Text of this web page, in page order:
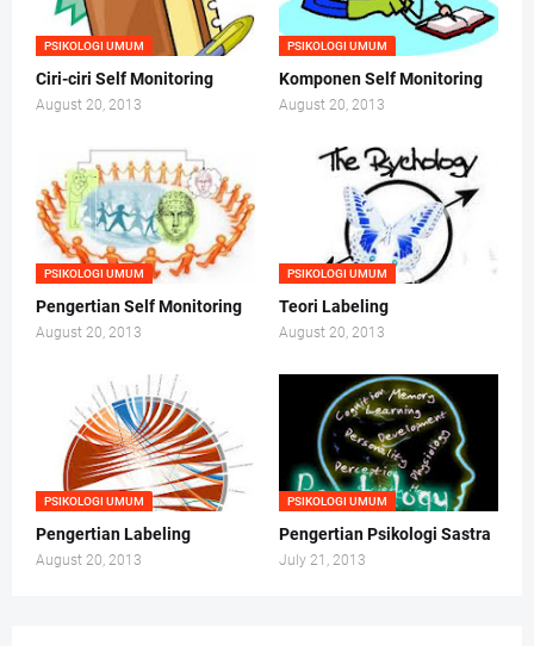
PSIKOLOGI UMUM
Ciri-ciri Self Monitoring
August 20, 2013
PSIKOLOGI UMUM
Komponen Self Monitoring
August 20, 2013
PSIKOLOGI UMUM
Pengertian Self Monitoring
August 20, 2013
PSIKOLOGI UMUM
Teori Labeling
August 20, 2013
PSIKOLOGI UMUM
Pengertian Labeling
August 20, 2013
PSIKOLOGI UMUM
Pengertian Psikologi Sastra
July 21, 2013